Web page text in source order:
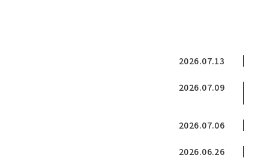
2026.07.13
2026.07.09
2026.07.06
2026.06.26